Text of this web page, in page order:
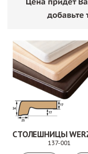
137-001